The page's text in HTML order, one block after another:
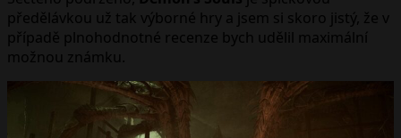
předělávkou už tak výborné hry a jsem si skoro jistý, že v
případě plnohodnotné recenze bych udělil maximální
možnou známku.